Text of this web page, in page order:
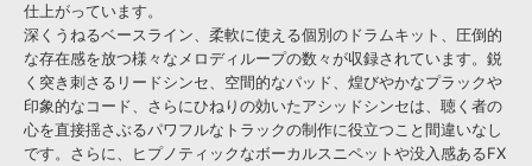
仕上がっています。
深くうねるベースライン、柔軟に使える個別のドラムキット、圧倒的
な存在感を放つ様々なメロディループの数々が収録されています。鋭
く突き刺さるリードシンセ、空間的なパッド、煌びやかなプラックや
印象的なコード、さらにひねりの効いたアシッドシンセは、聴く者の
心を直接揺さぶるパワフルなトラックの制作に役立つこと間違いなし
です。さらに、ヒプノティックなボーカルスニペットや没入感あるFX